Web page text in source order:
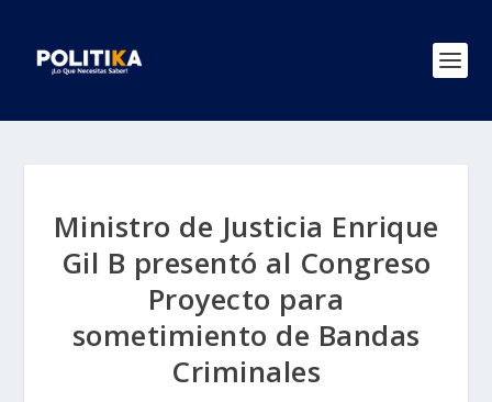
Ministro de Justicia Enrique
Gil B presentó al Congreso
Proyecto para
sometimiento de Bandas
Criminales